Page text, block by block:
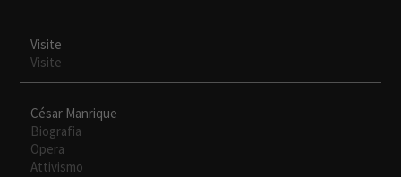
Visite
Visite
César Manrique
Biografia
Opera
Attivismo